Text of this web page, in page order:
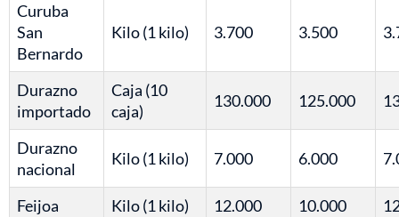
Curuba
San
Bernardo
Kilo (1 kilo) 3.700 3.500
Durazno
importado
Caja (10
caja)
130.000 125.000
Durazno
nacional
Kilo (1 kilo) 7.000 6.000
Feijoa Kilo (1 kilo) 12.000 10.000